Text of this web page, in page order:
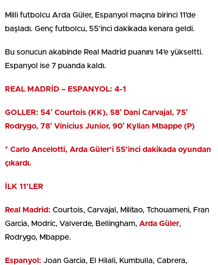
Milli futbolcu Arda Güler, Espanyol maçına birinci 11’de
başladı. Genç futbolcu, 55’inci dakikada kenara geldi.
Bu sonucun akabinde Real Madrid puanını 14’e yükseltti.
Espanyol ise 7 puanda kaldı.
REAL MADRİD – ESPANYOL: 4-1
GOLLER: 54′ Courtois (KK), 58′ Dani Carvajal, 75′
Rodrygo, 78′ Vinicius Junior, 90′ Kylian Mbappe (P)
* Carlo Ancelotti, Arda Güler’i 55’inci dakikada oyundan
çıkardı.
İLK 11’LER
Real Madrid: Courtois, Carvajal, Militao, Tchouameni, Fran
Garcia, Modric, Valverde, Bellingham, Arda Güler,
Rodrygo, Mbappe.
Espanyol: Joan Garcia, El Hilali, Kumbulla, Cabrera,